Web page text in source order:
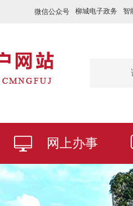
微信公众号 柳城电子政务 智
网上办事